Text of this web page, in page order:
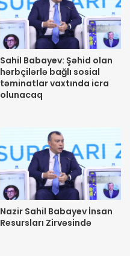
Sahil Babayev: Şəhid olan
hərbçilərlə bağlı sosial
təminatlar vaxtında icra
olunacaq
Nazir Sahil Babayev İnsan
Resursları Zirvəsində